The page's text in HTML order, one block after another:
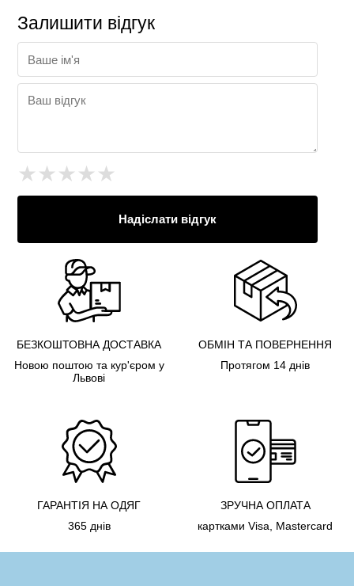
Залишити відгук
★★★★★
Надіслати відгук
БЕЗКОШТОВНА ДОСТАВКА
Новою поштою та кур'єром у
Львові
ОБМІН ТА ПОВЕРНЕННЯ
Протягом 14 днів
ГАРАНТІЯ НА ОДЯГ
365 днів
ЗРУЧНА ОПЛАТА
картками Visa, Mastercard